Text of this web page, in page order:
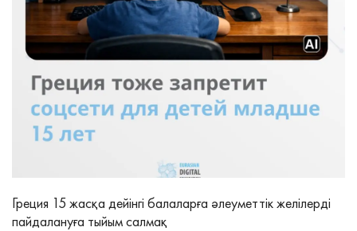
Греция 15 жасқа дейінгі балаларға әлеуметтік желілерді
пайдалануға тыйым салмақ